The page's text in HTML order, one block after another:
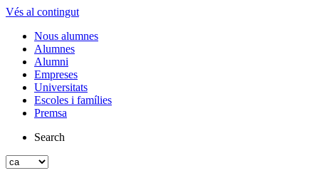
Vés al contingut
Nous alumnes
Alumnes
Alumni
Empreses
Universitats
Escoles i famílies
Premsa
Search